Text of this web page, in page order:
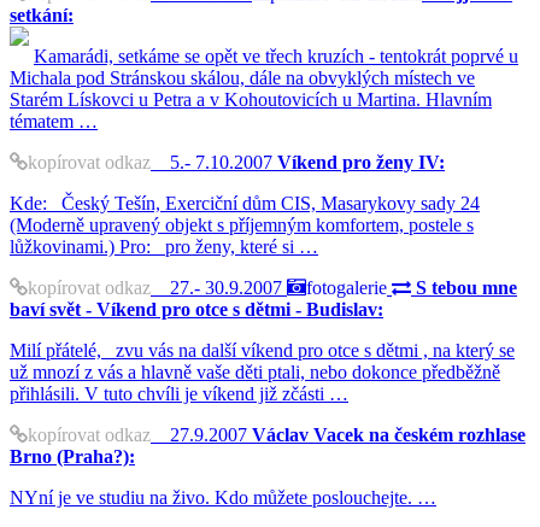
setkání:
Kamarádi, setkáme se opět ve třech kruzích - tentokrát poprvé u
Michala pod Stránskou skálou, dále na obvyklých místech ve
Starém Lískovci u Petra a v Kohoutovicích u Martina. Hlavním
tématem …
kopírovat odkaz 5.- 7.10.2007 Víkend pro ženy IV:
Kde: Český Tešín, Exerciční dům CIS, Masarykovy sady 24
(Moderně upravený objekt s příjemným komfortem, postele s
lůžkovinami.) Pro: pro ženy, které si …
kopírovat odkaz 27.- 30.9.2007 fotogalerie
S tebou mne
baví svět - Víkend pro otce s dětmi - Budislav:
Milí přátelé, zvu vás na další víkend pro otce s dětmi , na který se
už mnozí z vás a hlavně vaše děti ptali, nebo dokonce předběžně
přihlásili. V tuto chvíli je víkend již zčásti …
kopírovat odkaz 27.9.2007 Václav Vacek na českém rozhlase
Brno (Praha?):
NYní je ve studiu na živo. Kdo můžete poslouchejte. …